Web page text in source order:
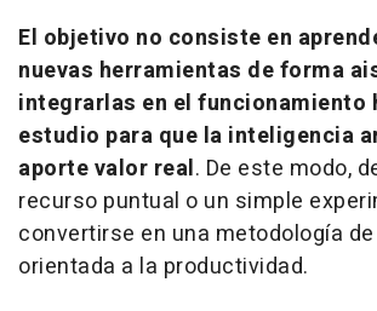
El objetivo no consiste en
nuevas herramientas de forma
integrarlas en el funcionamiento
estudio para que la inteligencia
aporte valor real. De este modo,
recurso puntual o un simple
convertirse en una metodología
orientada a la productividad.